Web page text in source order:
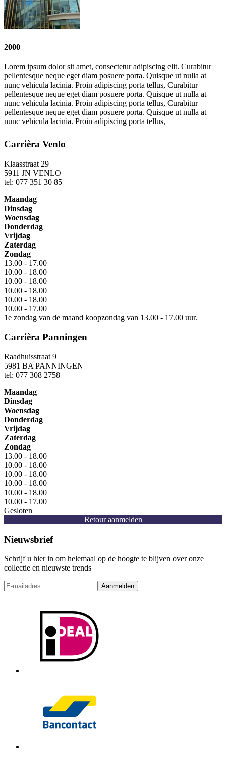
2000
Lorem ipsum dolor sit amet, consectetur adipiscing elit. Curabitur
pellentesque neque eget diam posuere porta. Quisque ut nulla at
nunc vehicula lacinia. Proin adipiscing porta tellus, Curabitur
pellentesque neque eget diam posuere porta. Quisque ut nulla at
nunc vehicula lacinia. Proin adipiscing porta tellus, Curabitur
pellentesque neque eget diam posuere porta. Quisque ut nulla at
nunc vehicula lacinia. Proin adipiscing porta tellus,
Carrièra Venlo
Klaasstraat 29
5911 JN VENLO
tel: 077 351 30 85
Maandag
Dinsdag
Woensdag
Donderdag
Vrijdag
Zaterdag
Zondag
13.00 - 17.00
10.00 - 18.00
10.00 - 18.00
10.00 - 18.00
10.00 - 18.00
10.00 - 17.00
1e zondag van de maand koopzondag van 13.00 - 17.00 uur.
Carrièra Panningen
Raadhuisstraat 9
5981 BA PANNINGEN
tel: 077 308 2758
Maandag
Dinsdag
Woensdag
Donderdag
Vrijdag
Zaterdag
Zondag
13.00 - 18.00
10.00 - 18.00
10.00 - 18.00
10.00 - 18.00
10.00 - 18.00
10.00 - 17.00
Gesloten
Retour aanmelden
Nieuwsbrief
Schrijf u hier in om helemaal op de hoogte te blijven over onze
collectie en nieuwste trends
Aanmelden